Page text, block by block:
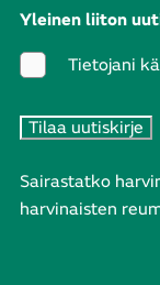
Yleinen liiton
Tietojani
Sairastatko
harvinaisten